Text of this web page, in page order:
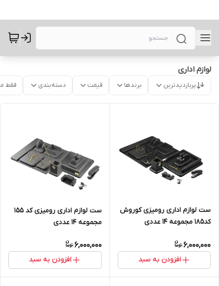
لوازم اداری
پربازدیدترین برندها قیمت دسته‌بندی فقط
ست لوازم اداری رومیزی کوروش
کد185 مجموعه 14 عددی
6,000,000
افزودن به سبد
ست لوازم اداری رومیزی کد 155
مجموعه 14 عددی
6,000,000
افزودن به سبد